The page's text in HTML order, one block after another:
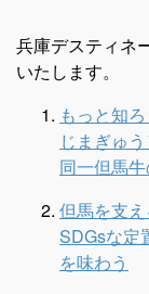
貸切バス・ツアー
らく旅
貸切バス
高速バスツア
ゼンタンショップ
兵庫デスティネ
いたします。
もっと知
じまぎゅう
同一但馬
但馬を支
SDGsな定
を味わう